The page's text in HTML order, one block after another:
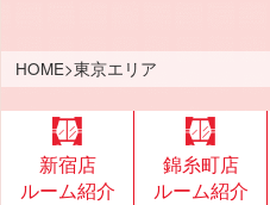
HOME>東京エリア
新宿店
ルーム紹介
錦糸町店
ルーム紹介